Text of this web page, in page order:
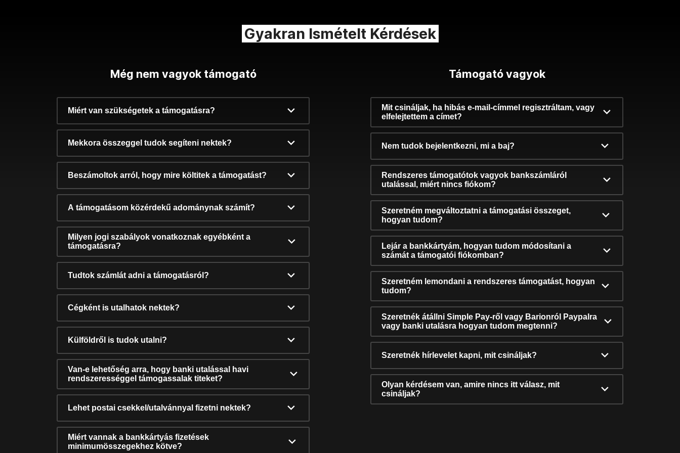
Gyakran Ismételt Kérdések
Még nem vagyok támogató
Miért van szükségetek a támogatásra?
Mekkora összeggel tudok segíteni nektek?
Beszámoltok arról, hogy mire költitek a támogatást?
A támogatásom közérdekű adománynak számít?
Milyen jogi szabályok vonatkoznak egyébként a
támogatásra?
Tudtok számlát adni a támogatásról?
Cégként is utalhatok nektek?
Külföldről is tudok utalni?
Van-e lehetőség arra, hogy banki utalással havi
rendszerességgel támogassalak titeket?
Lehet postai csekkel/utalvánnyal fizetni nektek?
Miért vannak a bankkártyás fizetések
minimumösszegekhez kötve?
Támogató vagyok
Mit csináljak, ha hibás e-mail-címmel regisztráltam, vagy
elfelejtettem a címet?
Nem tudok bejelentkezni, mi a baj?
Rendszeres támogatótok vagyok bankszámláról
utalással, miért nincs fiókom?
Szeretném megváltoztatni a támogatási összeget,
hogyan tudom?
Lejár a bankkártyám, hogyan tudom módosítani a
számát a támogatói fiókomban?
Szeretném lemondani a rendszeres támogatást, hogyan
tudom?
Szeretnék átállni Simple Pay-ről vagy Barionról Paypalra
vagy banki utalásra hogyan tudom megtenni?
Szeretnék hírlevelet kapni, mit csináljak?
Olyan kérdésem van, amire nincs itt válasz, mit
csináljak?